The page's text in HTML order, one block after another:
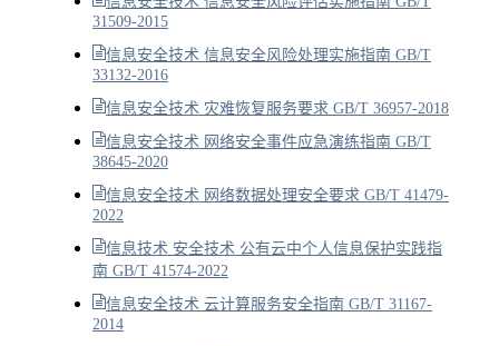
31509-2015
信息安全技术 信息安全风险处理实施指南 GB/T
33132-2016
信息安全技术 灾难恢复服务要求 GB/T 36957-2018
信息安全技术 网络安全事件应急演练指南 GB/T
38645-2020
信息安全技术 网络数据处理安全要求 GB/T 41479-
2022
信息技术 安全技术 公有云中个人信息保护实践指
南 GB/T 41574-2022
信息安全技术 云计算服务安全指南 GB/T 31167-
2014